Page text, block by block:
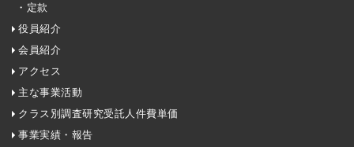
・定款
役員紹介
会員紹介
アクセス
主な事業活動
クラス別調査研究受託人件費単価
事業実績・報告